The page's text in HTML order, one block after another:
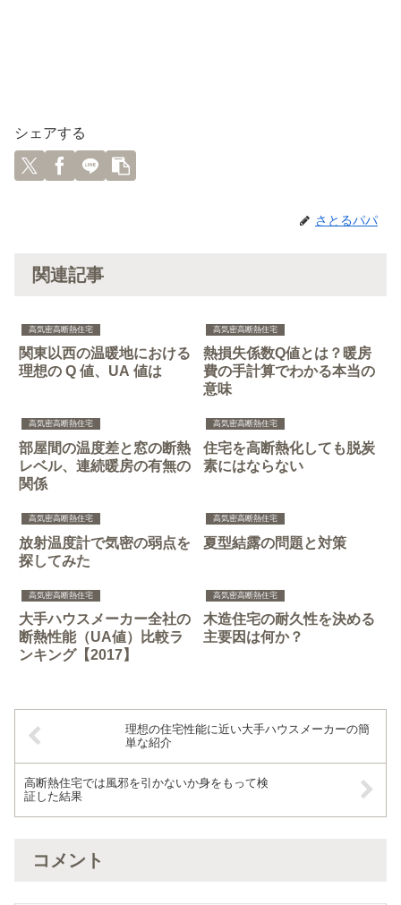
シェアする
さとるパパ
関連記事
高気密高断熱住宅
関東以西の温暖地における
理想の Q 値、UA 値は
高気密高断熱住宅
熱損失係数Q値とは？暖房
費の手計算でわかる本当の
意味
高気密高断熱住宅
部屋間の温度差と窓の断熱
レベル、連続暖房の有無の
関係
高気密高断熱住宅
住宅を高断熱化しても脱炭
素にはならない
高気密高断熱住宅
放射温度計で気密の弱点を
探してみた
高気密高断熱住宅
夏型結露の問題と対策
高気密高断熱住宅
大手ハウスメーカー全社の
断熱性能（UA値）比較ラ
ンキング【2017】
高気密高断熱住宅
木造住宅の耐久性を決める
主要因は何か？
理想の住宅性能に近い大手ハウスメーカーの簡
単な紹介
高断熱住宅では風邪を引かないか身をもって検
証した結果
コメント